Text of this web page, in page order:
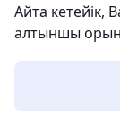
Айта кетейік,
алтыншы